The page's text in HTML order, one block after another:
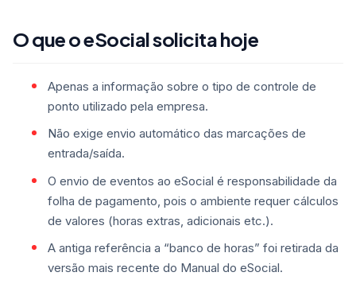
O que o eSocial solicita hoje
Apenas a informação sobre o tipo de controle de
ponto utilizado pela empresa.
Não exige envio automático das marcações de
entrada/saída.
O envio de eventos ao eSocial é responsabilidade da
folha de pagamento, pois o ambiente requer cálculos
de valores (horas extras, adicionais etc.).
A antiga referência a “banco de horas” foi retirada da
versão mais recente do Manual do eSocial.